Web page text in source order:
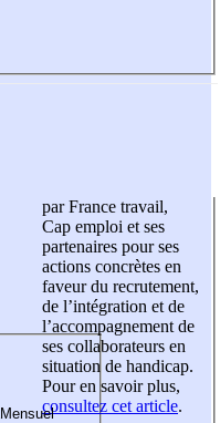
par France travail,
Cap emploi et ses
partenaires pour ses
actions concrètes en
faveur du recrutement,
de l’intégration et de
l’accompagnement de
ses collaborateurs en
situation de handicap.
Pour en savoir plus,
consultez cet article.